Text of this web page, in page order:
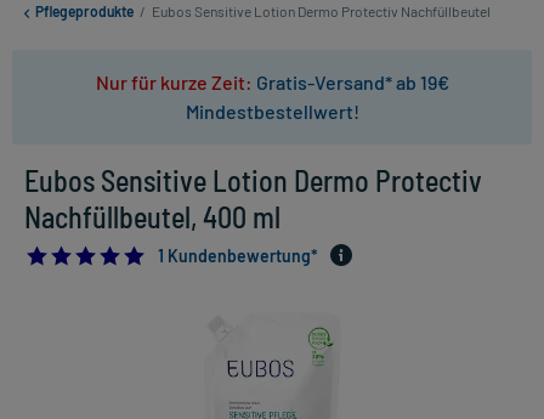
Pflegeprodukte / Eubos Sensitive Lotion Dermo Protectiv Nachfüllbeutel
Nur für kurze Zeit: Gratis-Versand* ab 19€
Mindestbestellwert!
Eubos Sensitive Lotion Dermo Protectiv
Nachfüllbeutel, 400 ml
5.01 Kundenbewertung*